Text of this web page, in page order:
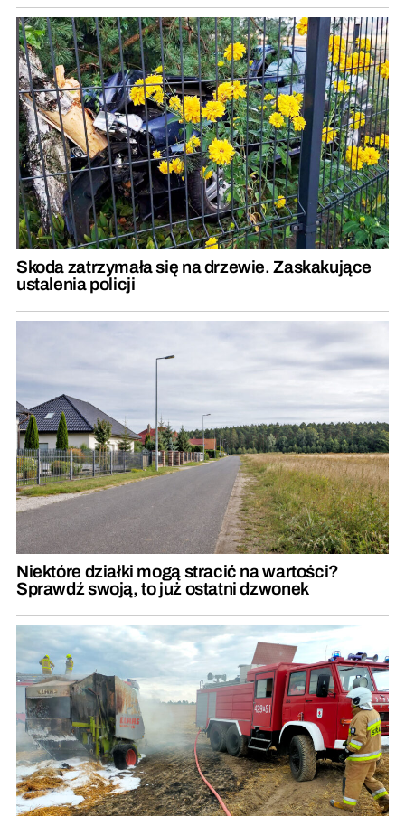
Skoda zatrzymała się na drzewie. Zaskakujące
ustalenia policji
Niektóre działki mogą stracić na wartości?
Sprawdź swoją, to już ostatni dzwonek